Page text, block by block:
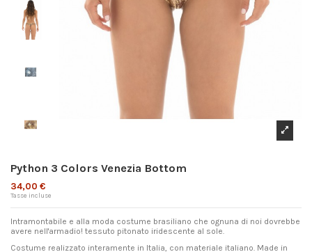
Python 3 Colors Venezia Bottom
34,00 €
Tasse incluse
Intramontabile e alla moda costume brasiliano che ognuna di noi dovrebbe
avere nell'armadio! tessuto pitonato iridescente al sole.
Costume realizzato interamente in Italia, con materiale italiano. Made in